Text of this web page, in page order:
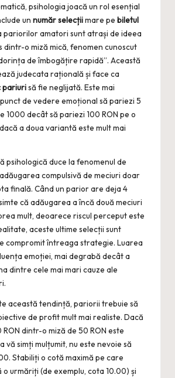
psihologia joacă un rol esențial
un număr selecțiimare pe biletul
pariorilor amatori sunt atrași de ideea
dintr-o miză mică, fenomen cunoscut
de îmbogățire rapidă”. Această
judecata rațională și face ca
pariurisă fie neglijată. Este mai
de vedere emoțional să pariezi 5
1000 decât să pariezi 100 RON pe o
a doua variantă este mult mai
psihologică duce la fenomenul de
compulsivă de meciuri doar
finală. Când un parior are deja 4
că adăugarea a încă două meciuri
mult, deoarece riscul perceput este
aceste ultime selecții sunt
compromit întreaga strategie. Luarea
emoției, mai degrabă decât a
dintre cele mai mari cauze ale
această tendință, pariorii trebuie să
de profit mult mai realiste. Dacă
dintr-o miză de 50 RON este
vă simți mulțumit, nu este nevoie să
Stabiliți o cotă maximă pe care
o urmăriți (de exemplu, cota 10.00) și